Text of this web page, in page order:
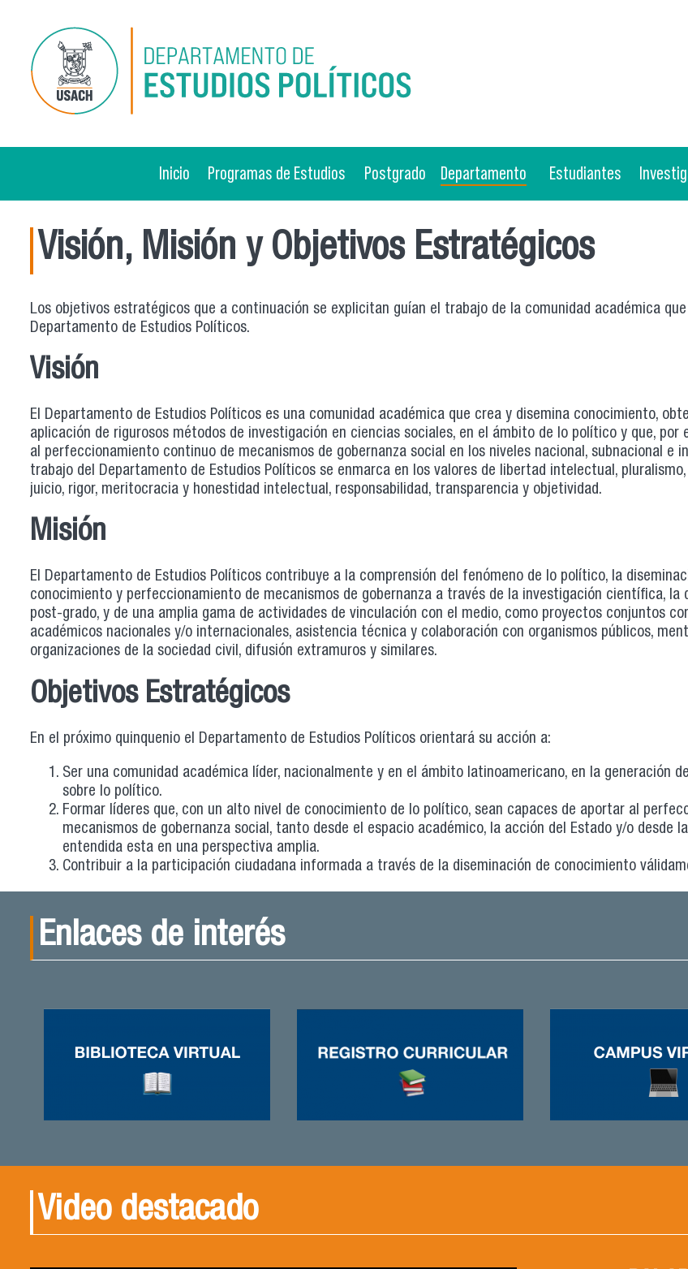
Inicio Programas de Estudios Postgrado Departamento Estudiantes
Visión, Misión y Objetivos Estratégicos
Los objetivos estratégicos que a continuación se explicitan guían el trabajo de la comunidad académica
Departamento de Estudios Políticos.
Visión
El Departamento de Estudios Políticos es una comunidad académica que crea y disemina conocimiento,
aplicación de rigurosos métodos de investigación en ciencias sociales, en el ámbito de lo político y que, por
al perfeccionamiento continuo de mecanismos de gobernanza social en los niveles nacional, subnacional e
trabajo del Departamento de Estudios Políticos se enmarca en los valores de libertad intelectual, pluralismo,
juicio, rigor, meritocracia y honestidad intelectual, responsabilidad, transparencia y objetividad.
Misión
El Departamento de Estudios Políticos contribuye a la comprensión del fenómeno de lo político, la
conocimiento y perfeccionamiento de mecanismos de gobernanza a través de la investigación científica, la
post-grado, y de una amplia gama de actividades de vinculación con el medio, como proyectos conjuntos
académicos nacionales y/o internacionales, asistencia técnica y colaboración con organismos públicos,
organizaciones de la sociedad civil, difusión extramuros y similares.
Objetivos Estratégicos
En el próximo quinquenio el Departamento de Estudios Políticos orientará su acción a:
Ser una comunidad académica líder, nacionalmente y en el ámbito latinoamericano, en la generación
sobre lo político.
Formar líderes que, con un alto nivel de conocimiento de lo político, sean capaces de aportar al
mecanismos de gobernanza social, tanto desde el espacio académico, la acción del Estado y/o desde
entendida esta en una perspectiva amplia.
Contribuir a la participación ciudadana informada a través de la diseminación de conocimiento
Enlaces de interés
Video destacado